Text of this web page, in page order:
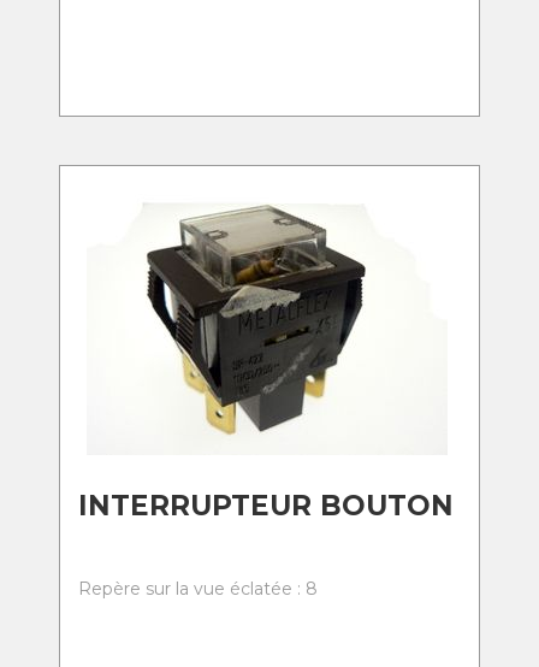
INTERRUPTEUR BOUTON
Repère sur la vue éclatée : 8